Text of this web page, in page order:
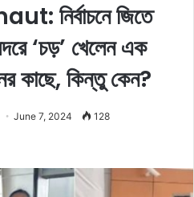
নির্বাচনে জিতে
‘চড়’ খেলেন এক
কাছে, কিন্তু কেন?
June 7, 2024 128